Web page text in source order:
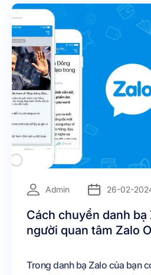
Admin 26-02-
Cách chuyển danh bạ
người quan tâm Zalo
Trong danh bạ Zalo của bạn